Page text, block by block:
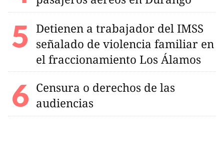
Detienen a trabajador del IMSS
señalado de violencia familiar en
el fraccionamiento Los Álamos
Censura o derechos de las
audiencias